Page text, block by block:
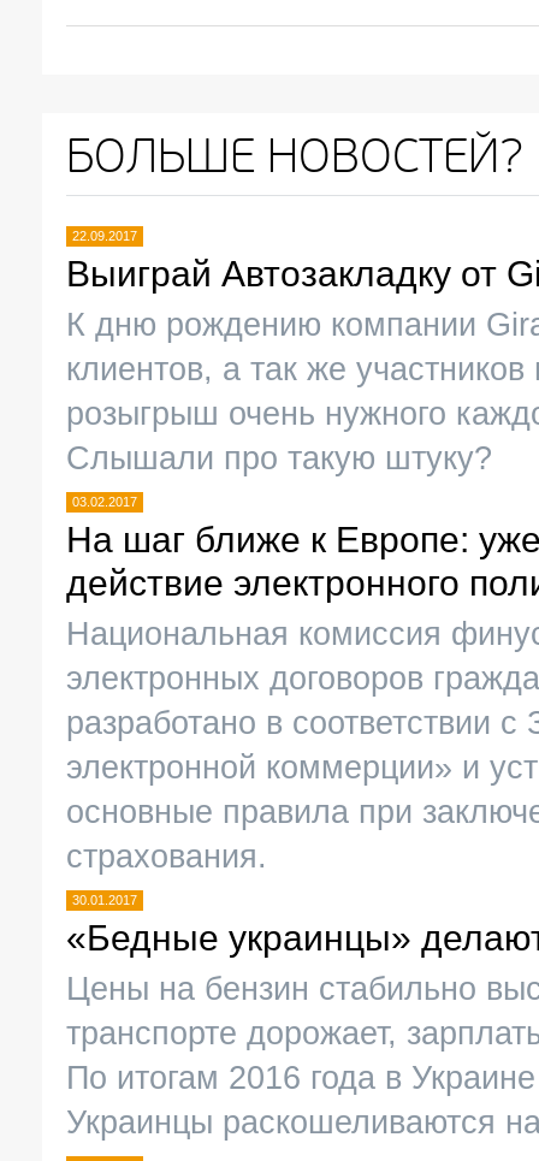
БОЛЬШЕ НОВОСТЕЙ?
22.09.2017
Выиграй Автозакладку от
К дню рождению компании
клиентов, а так же
розыгрыш очень нужного
Слышали про такую штуку?
03.02.2017
На шаг ближе к Европе:
действие электронного
Национальная комиссия
электронных договоров
разработано в
электронной коммерции» и
основные правила при
страхования.
30.01.2017
«Бедные украинцы»
Цены на бензин стабильно
транспорте дорожает,
По итогам 2016 года в
Украинцы раскошеливаются